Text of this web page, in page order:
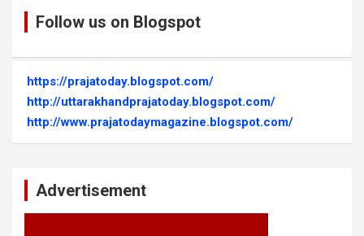
Follow us on Blogspot
https://prajatoday.blogspot.com/
http://uttarakhandprajatoday.blogspot.com/
http://www.prajatodaymagazine.blogspot.com/
Advertisement